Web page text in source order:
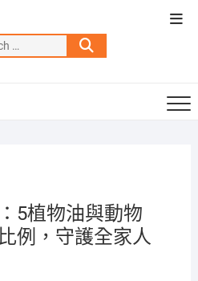
Search
…
5植物油與動物
例，守護全家人